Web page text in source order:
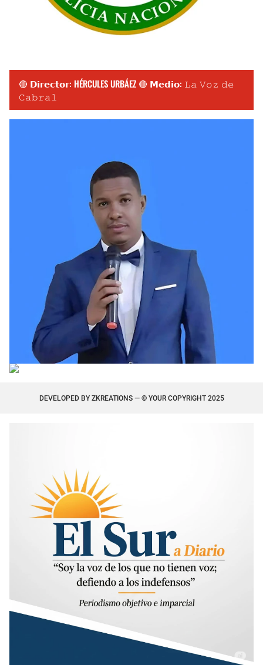
🔴 𝗗𝗶𝗿𝗲𝗰𝘁𝗼𝗿: HÉRCULES URBÁEZ 🔴 𝗠𝗲𝗱𝗶𝗼: 𝙻𝚊 𝚅𝚘𝚣 𝚍𝚎
𝙲𝚊𝚋𝚛𝚊𝚕
DEVELOPED BY ZKREATIONS— © YOUR COPYRIGHT 2025